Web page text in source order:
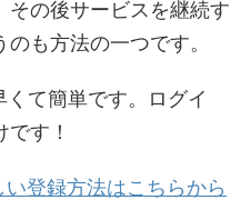
その後サービスを継続す
も方法の一つです。
て簡単です。ログイ
す！
登録方法はこちらから